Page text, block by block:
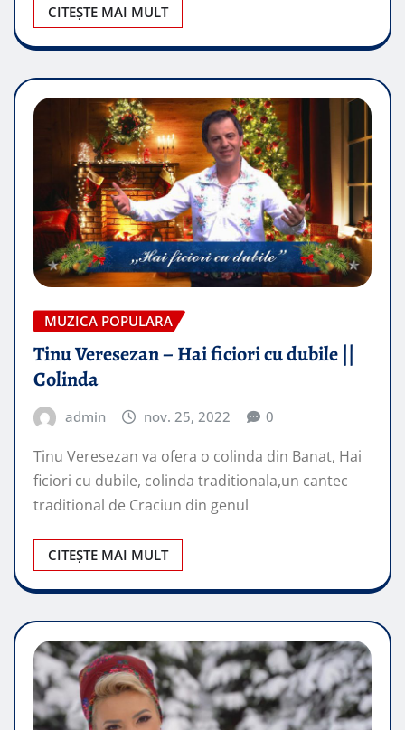
CITEȘTE MAI MULT
MUZICA POPULARA
Tinu Veresezan – Hai ficiori cu dubile ||
Colinda
admin nov. 25, 2022 0
Tinu Veresezan va ofera o colinda din Banat, Hai
ficiori cu dubile, colinda traditionala,un cantec
traditional de Craciun din genul
CITEȘTE MAI MULT